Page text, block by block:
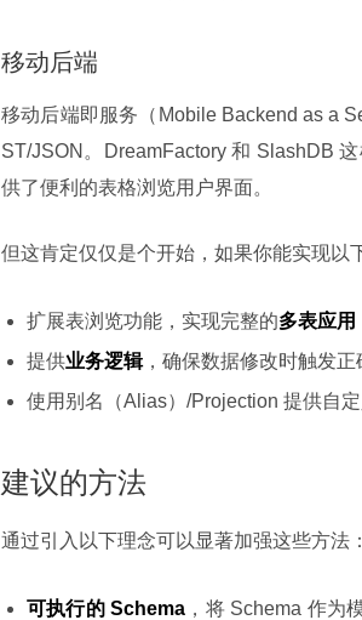
移动后端
移动后端即服务（Mobile Backend as a
ST/JSON。DreamFactory 和 SlashDB
供了便利的表格浏览用户界面。
但这肯定仅仅是个开始，如果你能实现以
扩展表浏览功能，实现完整的多表应用
提供业务逻辑，确保数据修改时触发正
使用别名（Alias）/Projection 提供自定
建议的方法
通过引入以下理念可以显著加强这些方法：
可执行的 Schema ，将 Schema 作为